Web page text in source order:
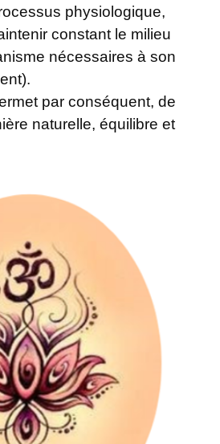
physiologique,
constant le milieu
nécessaires à son
par conséquent, de
naturelle, équilibre et